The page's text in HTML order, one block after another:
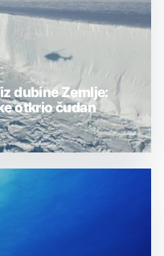
dubine Zemlje:
otkrio čudan